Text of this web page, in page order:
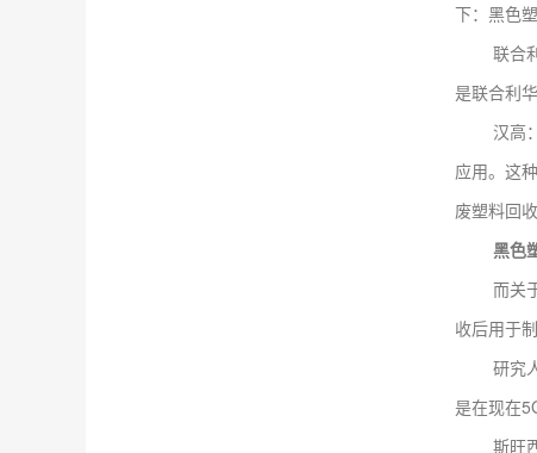
下：黑色
联合利
是联合利
汉高：
应用。这
废塑料回
黑色
而关于
收后用于
研究人
是在现在
斯旺西